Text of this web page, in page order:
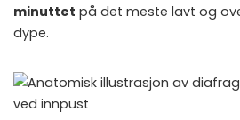
minuttet på det meste lavt og
dype.